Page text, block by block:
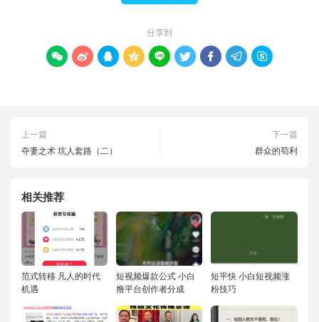
分享到
        
上一篇
夺妻之术 坑人套路（二）
下一篇
群众的苟利
相关推荐
范式转移 凡人的时代
机遇
短视频爆款公式 小白
撸平台创作者分成
短平快 小白短视频涨
粉技巧